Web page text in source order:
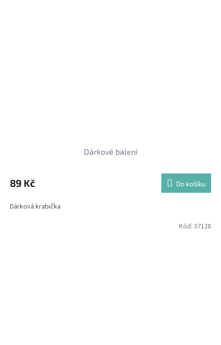
Dárkové balení
89 Kč Do košíku
Dárková krabička
Kód: 37128